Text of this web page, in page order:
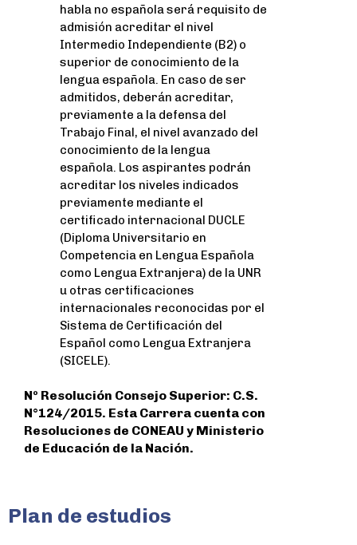
habla no española será requisito de
admisión acreditar el nivel
Intermedio Independiente (B2) o
superior de conocimiento de la
lengua española. En caso de ser
admitidos, deberán acreditar,
previamente a la defensa del
Trabajo Final, el nivel avanzado del
conocimiento de la lengua
española. Los aspirantes podrán
acreditar los niveles indicados
previamente mediante el
certificado internacional DUCLE
(Diploma Universitario en
Competencia en Lengua Española
como Lengua Extranjera) de la UNR
u otras certificaciones
internacionales reconocidas por el
Sistema de Certificación del
Español como Lengua Extranjera
(SICELE).
Nº Resolución Consejo Superior: C.S.
N°124/2015. Esta Carrera cuenta con
Resoluciones de CONEAU y Ministerio
de Educación de la Nación.
Plan de estudios